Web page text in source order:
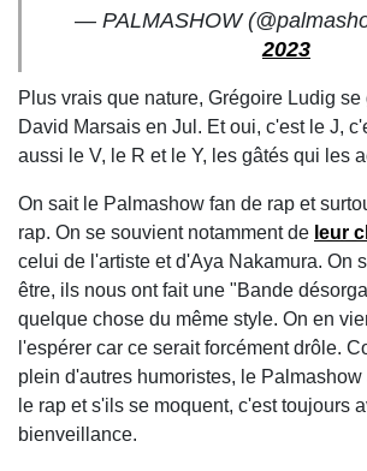
— PALMASHOW
2023
Plus vrais que nature, Grégoire Ludig
David Marsais en Jul. Et oui, c'est le J,
aussi le V, le R et le Y, les gâtés qui les
On sait le Palmashow fan de rap et
rap. On se souvient notamment de leur
celui de l'artiste et d'Aya Nakamura. On
être, ils nous ont fait une "Bande
quelque chose du même style. On en
l'espérer car ce serait forcément drôle.
plein d'autres humoristes, le
le rap et s'ils se moquent, c'est toujours
bienveillance.